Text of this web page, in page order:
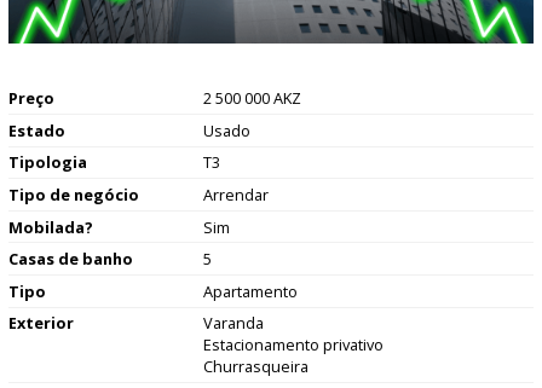
Preço
2 500 000 AKZ
Estado
Usado
Tipologia
T3
Tipo de negócio
Arrendar
Mobilada?
Sim
Casas de banho
5
Tipo
Apartamento
Exterior
Varanda
Estacionamento privativo
Churrasqueira